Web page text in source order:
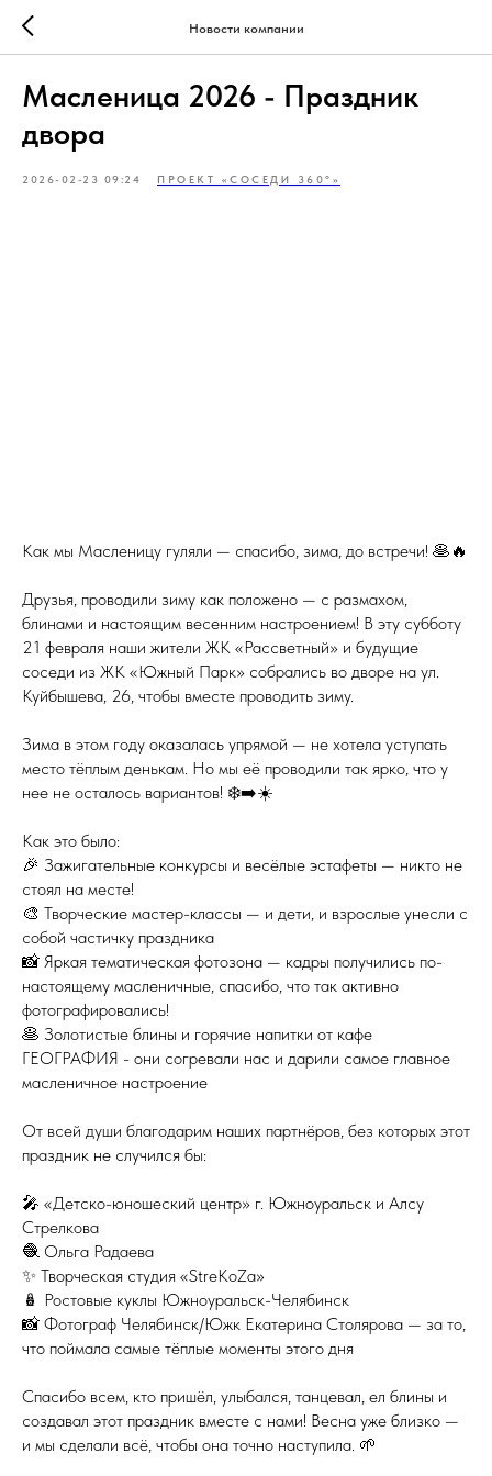
Новости компании
Масленица 2026 - Праздник
двора
2026-02-23 09:24 ПРОЕКТ «СОСЕДИ 360°»
Как мы Масленицу гуляли — спасибо, зима, до встречи! 🥞🔥
Друзья, проводили зиму как положено — с размахом,
блинами и настоящим весенним настроением! В эту субботу
21 февраля наши жители ЖК «Рассветный» и будущие
соседи из ЖК «Южный Парк» собрались во дворе на ул.
Куйбышева, 26, чтобы вместе проводить зиму.
Зима в этом году оказалась упрямой — не хотела уступать
место тёплым денькам. Но мы её проводили так ярко, что у
нее не осталось вариантов! ❄️➡️☀️
Как это было:
🎉 Зажигательные конкурсы и весёлые эстафеты — никто не
стоял на месте!
🎨 Творческие мастер-классы — и дети, и взрослые унесли с
собой частичку праздника
📸 Яркая тематическая фотозона — кадры получились по-
настоящему масленичные, спасибо, что так активно
фотографировались!
🥞 Золотистые блины и горячие напитки от кафе
ГЕОГРАФИЯ - они согревали нас и дарили самое главное
масленичное настроение
От всей души благодарим наших партнёров, без которых этот
праздник не случился бы:
🎤 «Детско-юношеский центр» г. Южноуральск и Алсу
Стрелкова
🧶 Ольга Радаева
✨ Творческая студия «StreKoZa»
🪆 Ростовые куклы Южноуральск-Челябинск
📸 Фотограф Челябинск/Южк Екатерина Столярова — за то,
что поймала самые тёплые моменты этого дня
Спасибо всем, кто пришёл, улыбался, танцевал, ел блины и
создавал этот праздник вместе с нами! Весна уже близко —
и мы сделали всё, чтобы она точно наступила. 🌱